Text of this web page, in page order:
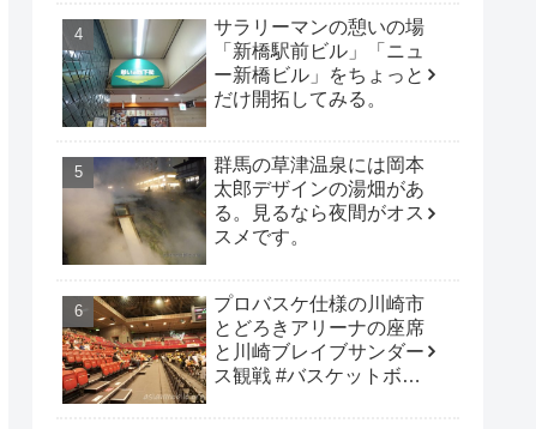
サラリーマンの憩いの場
「新橋駅前ビル」「ニュ
ー新橋ビル」をちょっと
だけ開拓してみる。
群馬の草津温泉には岡本
太郎デザインの湯畑があ
る。見るなら夜間がオス
スメです。
プロバスケ仕様の川崎市
とどろきアリーナの座席
と川崎ブレイブサンダー
ス観戦 #バスケットボー